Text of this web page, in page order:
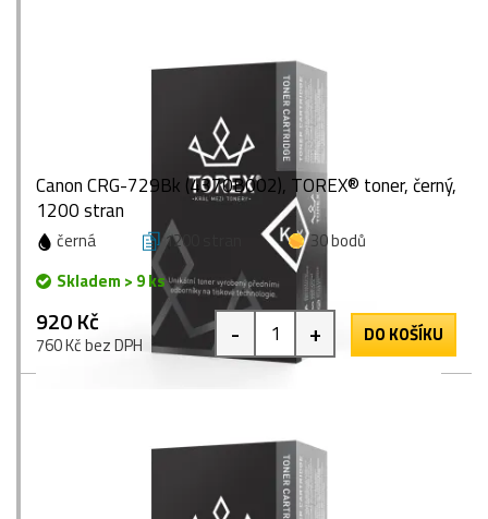
Canon CRG-729Bk (4370B002), TOREX® toner, černý,
1200 stran
černá 1200 stran
30 bodů
Skladem > 9 ks
920 Kč
760 Kč bez DPH - + DO KOŠÍKU